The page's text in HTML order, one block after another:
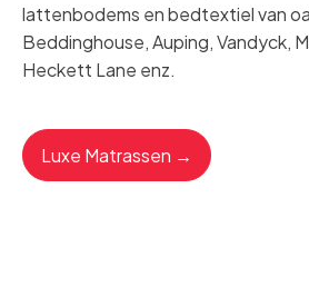
lattenbodems en bedtextiel van
Beddinghouse, Auping, Vandyck,
Heckett Lane enz.
Luxe Matrassen →